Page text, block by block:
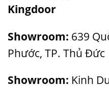
Kingdoor
Showroom: 639
Phước, TP. Thủ Đức
Showroom: Kinh